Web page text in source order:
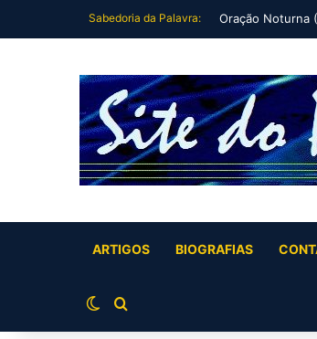
Sabedoria da Palavra: Eu me deitei e
ARTIGOS BIOGRAFIAS
Switch skin
Buscar por